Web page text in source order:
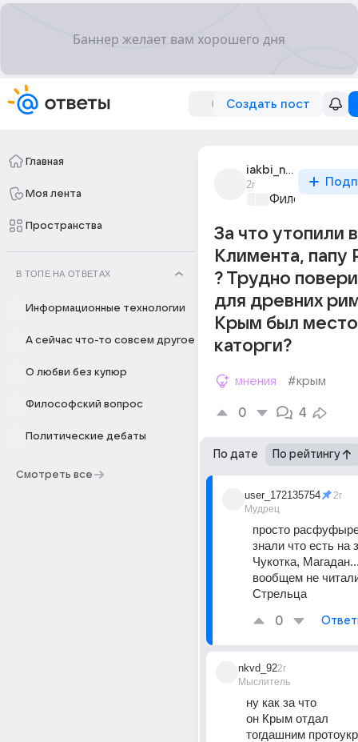
Создать пост
Главная
Моя лента
Пространства
В ТОПЕ НА ОТВЕТАХ
Информационные технологии
А сейчас что-то совсем другое
О любви без купюр
Философский вопрос
Политические дебаты
Смотреть все
iakbi_ne_katsapi
2г
Философский
За что утопили
Климента, папу
? Трудно
для древних
Крым был
каторги?
мнения #крым
0 4
По дате По рейтингу
user_172135754
Мудрец
2г
просто
знали что есть на
Чукотка,
вообщем не
Стрельца
0
nkvd_92
Мыслитель
2г
ну как за что
он Крым отдал
тогдашним